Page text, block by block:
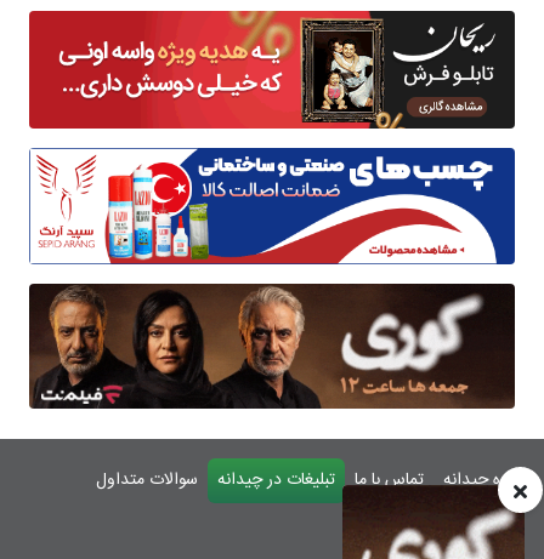
درباره چیدانه تماس با ما تبلیغات در چیدانه
سوالات متداول
ورود